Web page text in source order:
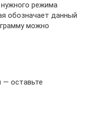
режима
обозначает данный
можно
— оставьте